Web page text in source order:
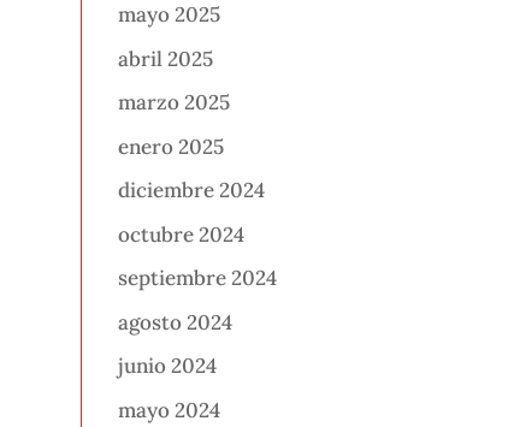
mayo 2025
abril 2025
marzo 2025
enero 2025
diciembre 2024
octubre 2024
septiembre 2024
agosto 2024
junio 2024
mayo 2024